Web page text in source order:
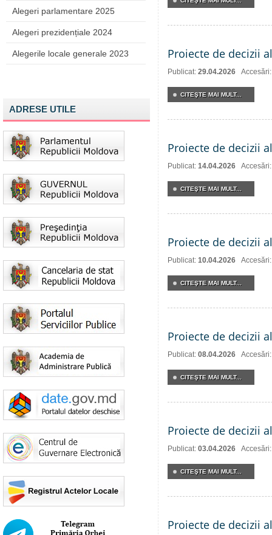
Alegeri parlamentare 2025
Alegeri prezidențiale 2024
Alegerile locale generale 2023
ADRESE UTILE
Proiecte de decizii
Publicat: 29.04.2026
CITEŞTE MAI MULT...
Proiecte de decizii
Publicat: 14.04.2026
CITEŞTE MAI MULT...
Proiecte de decizii
Publicat: 10.04.2026
CITEŞTE MAI MULT...
Proiecte de decizii
Publicat: 08.04.2026
CITEŞTE MAI MULT...
Proiecte de decizii
Publicat: 03.04.2026
CITEŞTE MAI MULT...
Proiecte de decizii